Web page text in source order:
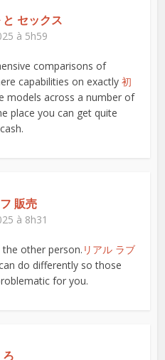
セックス
à 5h59
comparisons of
capabilities on exactly初
models across a number of
place you can get quite
販売
à 8h31
other person. リアル ラブ
do differently so those
for you.